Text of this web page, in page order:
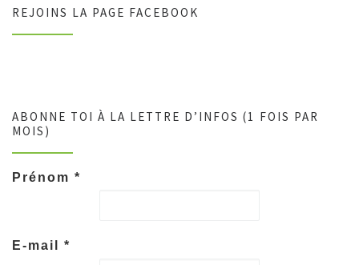
REJOINS LA PAGE FACEBOOK
ABONNE TOI À LA LETTRE D’INFOS (1 FOIS PAR
MOIS)
Prénom *
E-mail *